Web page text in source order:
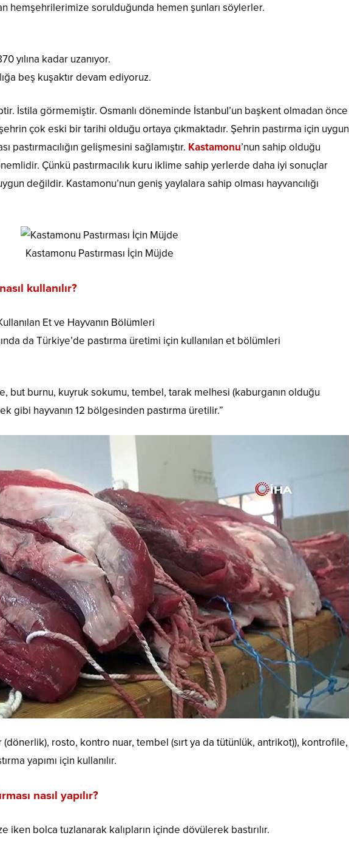
hemşehrilerimize sorulduğunda hemen şunları söylerler.
yılına kadar uzanıyor.
beş kuşaktır devam ediyoruz.
İstila görmemiştir. Osmanlı döneminde İstanbul’un başkent olmadan önce
çok eski bir tarihi olduğu ortaya çıkmaktadır. Şehrin pastırma için uygun
pastırmacılığın gelişmesini sağlamıştır. Kastamonu’nun sahip olduğu
Çünkü pastırmacılık kuru iklime sahip yerlerde daha iyi sonuçlar
değildir. Kastamonu’nun geniş yaylalara sahip olması hayvancılığı
Kastamonu Pastırması İçin Müjde
kullanılır?
Et ve Hayvanın Bölümleri
da Türkiye’de pastırma üretimi için kullanılan et bölümleri
but burnu, kuyruk sokumu, tembel, tarak melhesi (kaburganın olduğu
gibi hayvanın 12 bölgesinden pastırma üretilir.”
(dönerlik), rosto, kontro nuar, tembel (sırt ya da tütünlük, antrikot)), kontrofile,
yapımı için kullanılır.
nasıl yapılır?
iken bolca tuzlanarak kalıpların içinde dövülerek bastırılır.